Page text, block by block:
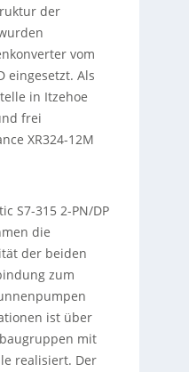
der
vom
eingesetzt. Als
in Itzehoe
frei
XR324-12M
S7-315 2-PN/DP
die
der beiden
zum
ist über
mit
realisiert. Der